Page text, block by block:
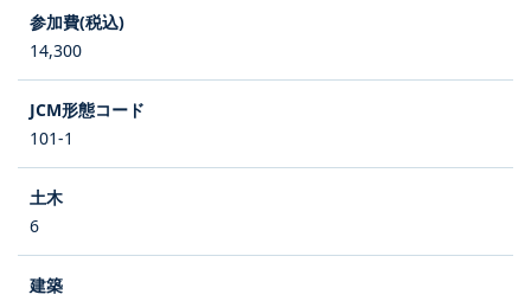
14,300
101-1
6